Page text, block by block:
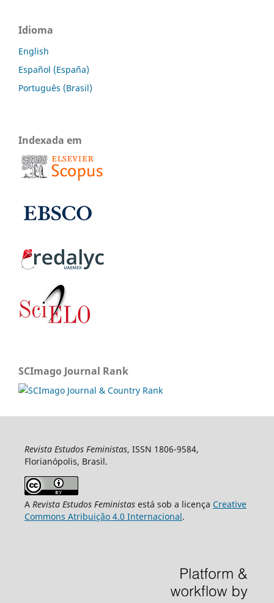
Idioma
English
Español (España)
Português (Brasil)
Indexada em
SCImago Journal Rank
Revista Estudos Feministas, ISSN 1806-9584,
Florianópolis, Brasil.
A Revista Estudos Feministasestá sob a licença Creative
Commons Atribuição 4.0 Internacional.